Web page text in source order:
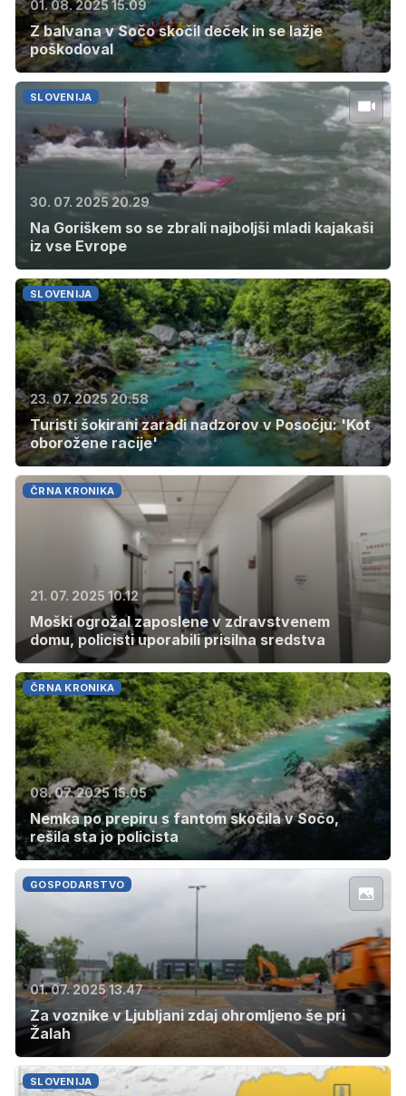
01. 08. 2025 15.09
Z balvana v Sočo skočil deček in se lažje
poškodoval
SLOVENIJA
30. 07. 2025 20.29
Na Goriškem so se zbrali najboljši mladi kajakaši
iz vse Evrope
SLOVENIJA
23. 07. 2025 20.58
Turisti šokirani zaradi nadzorov v Posočju: 'Kot
oborožene racije'
ČRNA KRONIKA
21. 07. 2025 10.12
Moški ogrožal zaposlene v zdravstvenem
domu, policisti uporabili prisilna sredstva
ČRNA KRONIKA
08. 07. 2025 15.05
Nemka po prepiru s fantom skočila v Sočo,
rešila sta jo policista
GOSPODARSTVO
01. 07. 2025 13.47
Za voznike v Ljubljani zdaj ohromljeno še pri
Žalah
SLOVENIJA